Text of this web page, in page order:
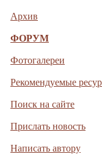
Архив
ФОРУМ
Фотогалереи
Рекомендуемые
Поиск на сайте
Прислать новость
Написать автору